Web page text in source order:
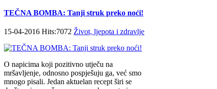
TEČNA BOMBA: Tanji struk preko noći!
15-04-2016 Hits:7072 Život, ljepota i zdravlje
O napicima koji pozitivno utječu na
mršavljenje, odnosno pospješuju ga, već smo
mnogo pisali. Jedan aktuelan recept širi se